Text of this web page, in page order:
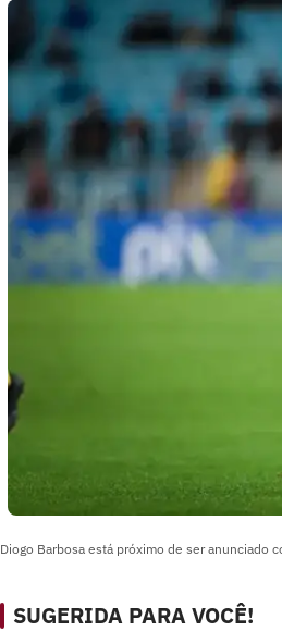
Diogo Barbosa está próximo de ser anunciado
SUGERIDA PARA VOCÊ!